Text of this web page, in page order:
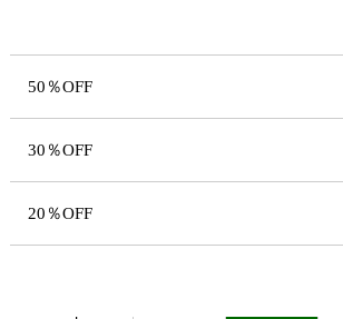
50％OFF
30％OFF
20％OFF